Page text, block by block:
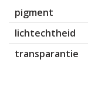
pigment
lichtechtheid
transparantie